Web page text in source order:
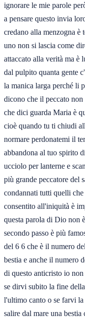
ignorare le mie parole
a pensare questo invia
credano alla menzogna è
uno non si lascia come
attaccato alla verità ma è
dal pulpito quanta gente
la manica larga perché li
dicono che il peccato non
che dici guarda Maria è
cioè quando tu ti chiudi
normare perdonatemi il
abbandona al tuo spirito
ucciolo per lanterne e
più grande peccatore del
condannati tutti quelli
consentito all'iniquità è
questa parola di Dio non
secondo passo è più
del 6 6 che è il numero
bestia e anche il numero
di questo anticristo io
se dirvi subito la fine
l'ultimo canto o se farvi
salire dal mare una bestia